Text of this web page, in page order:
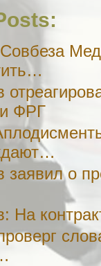
ФРГ
заявил о
На